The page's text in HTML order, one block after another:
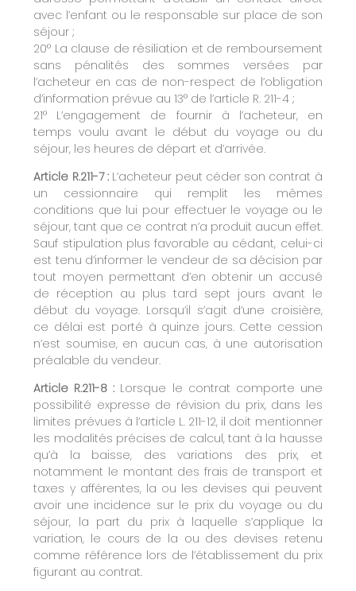
avec l’enfant ou le responsable sur place de son
séjour ;
20° La clause de résiliation et de remboursement
sans pénalités des sommes versées par
l’acheteur en cas de non-respect de l’obligation
d’information prévue au 13° de l’article R. 211-4 ;
21° L’engagement de fournir à l’acheteur, en
temps voulu avant le début du voyage ou du
séjour, les heures de départ et d’arrivée.
Article R.211-7 :L’acheteur peut céder son contrat à
un cessionnaire qui remplit les mêmes
conditions que lui pour effectuer le voyage ou le
séjour, tant que ce contrat n’a produit aucun effet.
Sauf stipulation plus favorable au cédant, celui-ci
est tenu d’informer le vendeur de sa décision par
tout moyen permettant d’en obtenir un accusé
de réception au plus tard sept jours avant le
début du voyage. Lorsqu’il s’agit d’une croisière,
ce délai est porté à quinze jours. Cette cession
n’est soumise, en aucun cas, à une autorisation
préalable du vendeur.
Article R.211-8 : Lorsque le contrat comporte une
possibilité expresse de révision du prix, dans les
limites prévues à l’article L. 211-12, il doit mentionner
les modalités précises de calcul, tant à la hausse
qu’à la baisse, des variations des prix, et
notamment le montant des frais de transport et
taxes y afférentes, la ou les devises qui peuvent
avoir une incidence sur le prix du voyage ou du
séjour, la part du prix à laquelle s’applique la
variation, le cours de la ou des devises retenu
comme référence lors de l’établissement du prix
figurant au contrat.